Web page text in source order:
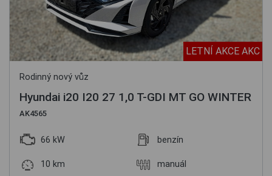
LETNÍ AKCE AKC
Rodinný nový vůz
Hyundai i20 I20 27 1,0 T-GDI MT GO WINTER
AK4565
66 kW benzín
10 km manuál